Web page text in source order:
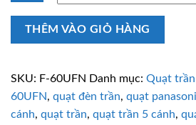
Quạt
Panasonic
THÊM VÀO GIỎ HÀNG
SKU: F-60UFN Danh mục: Quạt trần
60UFN, quạt đèn trần, quạt
cánh, quạt trần, quạt trần 5 cánh,